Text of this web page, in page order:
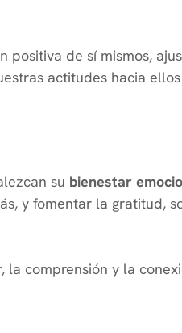
positiva de sí mismos,
actitudes hacia ellos
su bienestar
y fomentar la gratitud,
la comprensión y la